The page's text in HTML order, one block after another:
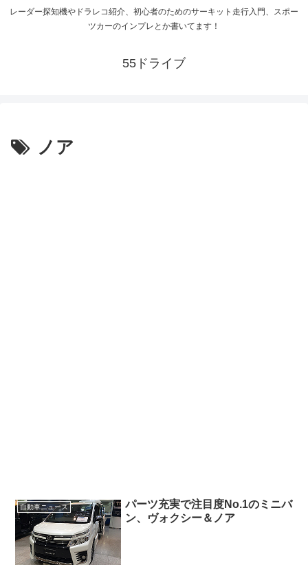
レーダー探知機やドラレコ紹介、初心者のためのサーキット走行入門、スポー
ツカーのインプレとか書いてます！
55ドライブ
ノア
自動車ニュース
パーツ充実で注目度No.1のミニバ
ン、ヴォクシー＆ノア